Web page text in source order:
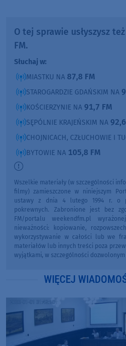
O tej sprawie usłyszysz
FM.
Słuchaj w:
MIASTKU NA 87,8 FM
STAROGARDZIE GDAŃSKIM NA
KOŚCIERZYNIE NA 91,7 FM
SĘPÓLNIE KRAJEŃSKIM NA
CHOJNICACH, CZŁUCHOWIE I
BYTOWIE NA 105,8 FM
Wszelkie materiały (w szczególności
filmy) zamieszczone w niniejszym
ustawy z dnia 4 lutego 1994 r. o
pokrewnych. Zabronione jest bez
FM/portalu weekendfm.pl
nieważności: kopiowanie,
wykorzystywanie w całości lub we
materiałów lub innych treści poza
wyjątkami, w szczególności
WIĘCEJ